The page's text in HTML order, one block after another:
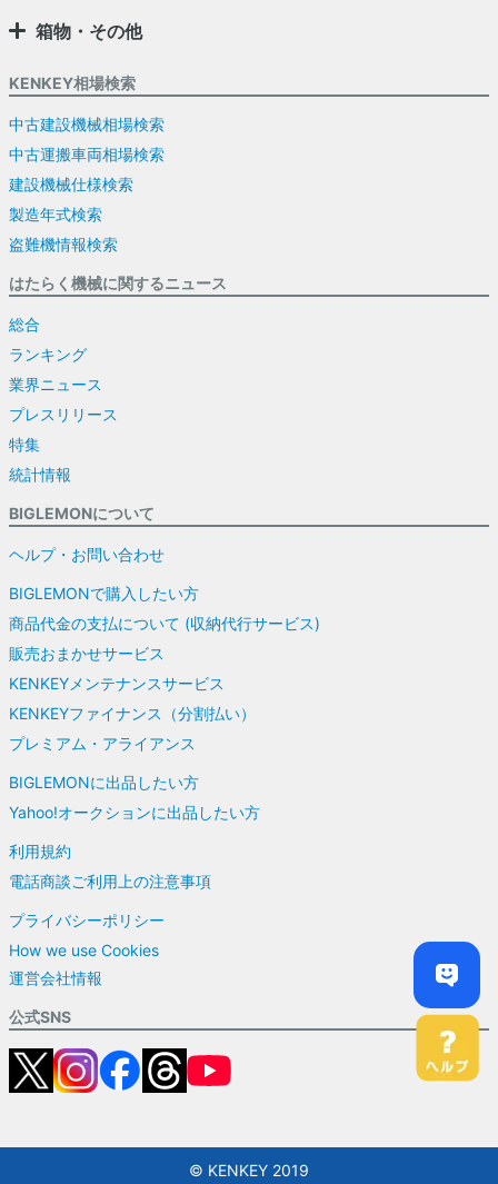
箱物・その他
KENKEY相場検索
中古建設機械相場検索
中古運搬車両相場検索
建設機械仕様検索
製造年式検索
盗難機情報検索
はたらく機械に関するニュース
総合
ランキング
業界ニュース
プレスリリース
特集
統計情報
BIGLEMONについて
ヘルプ・お問い合わせ
BIGLEMONで購入したい方
商品代金の支払について (収納代行サービス)
販売おまかせサービス
KENKEYメンテナンスサービス
KENKEYファイナンス（分割払い）
プレミアム・アライアンス
BIGLEMONに出品したい方
Yahoo!オークションに出品したい方
利用規約
電話商談ご利用上の注意事項
プライバシーポリシー
How we use Cookies
運営会社情報
公式SNS
© KENKEY 2019